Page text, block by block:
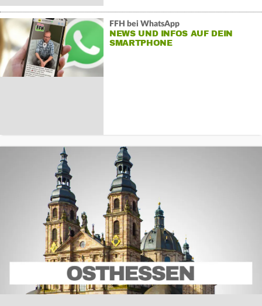
FFH bei WhatsApp
NEWS UND INFOS AUF DEIN
SMARTPHONE